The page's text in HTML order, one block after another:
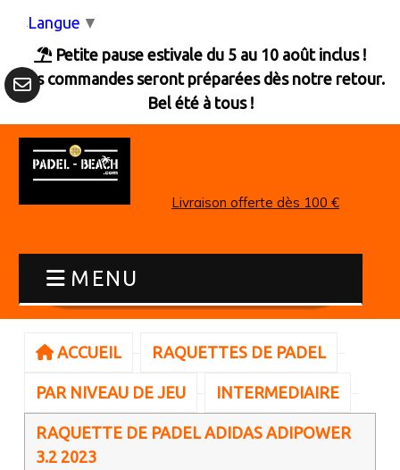
 Petite pause estivale du 5 au 10 août inclus !
Les commandes seront préparées dès notre retour.
Bel été à tous !
Livraison offerte dès 100 €
MENU
ACCUEIL RAQUETTES DE PADEL
PAR NIVEAU DE JEU INTERMEDIAIRE
RAQUETTE DE PADEL ADIDAS ADIPOWER
3.2 2023
Langue ▼